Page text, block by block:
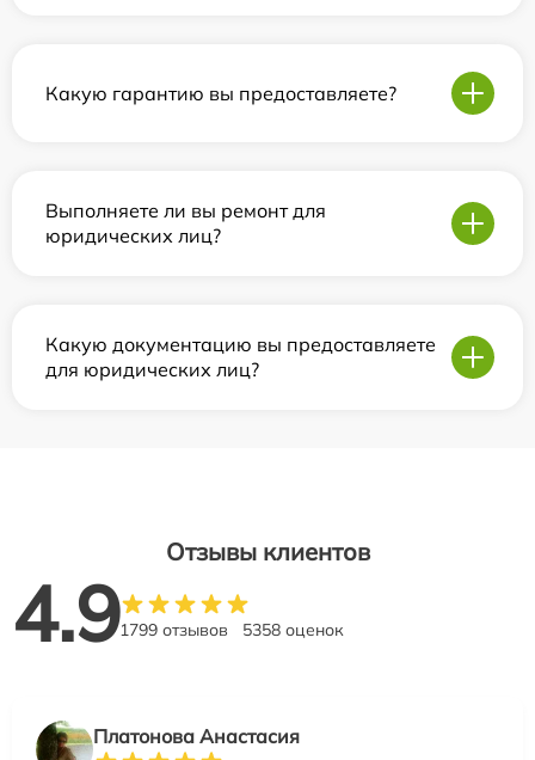
Какую гарантию вы предоставляете?
Выполняете ли вы ремонт для
юридических лиц?
Какую документацию вы предоставляете
для юридических лиц?
Отзывы клиентов
4.91799 отзывов 5358 оценок
Платонова Анастасия